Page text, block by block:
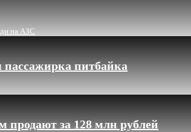
на АЗС
пассажирка питбайка
продают за 128 млн рублей